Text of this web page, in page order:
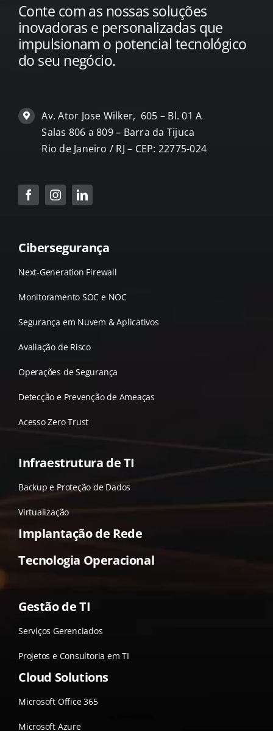
Conte com as nossas soluções
inovadoras e personalizadas que
impulsionam o potencial tecnológico
do seu negócio.
Av. Ator Jose Wilker, 605 – Bl. 01 A
Salas 806 a 809 – Barra da Tijuca
Rio de Janeiro / RJ – CEP: 22775-024
Cibersegurança
Next-Generation Firewall
Monitoramento SOC e NOC
Segurança em Nuvem & Aplicativos
Avaliação de Risco
Operações de Segurança
Detecção e Prevenção de Ameaças
Acesso Zero Trust
Infraestrutura de TI
Backup e Proteção de Dados
Virtualização
Implantação de Rede
Tecnologia Operacional
Gestão de TI
Serviços Gerenciados
Projetos e Consultoria em TI
Cloud Solutions
Microsoft Office 365
Microsoft Azure